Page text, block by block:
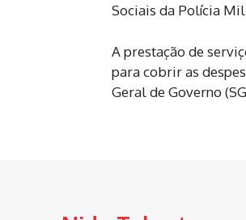
Sociais da Polícia
A prestação de
para cobrir as
Geral de Governo